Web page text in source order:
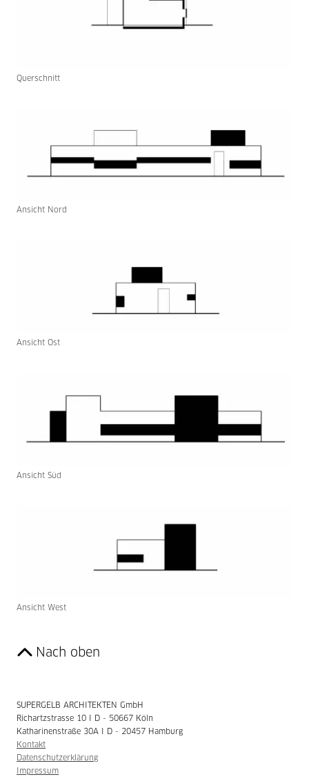
Querschnitt
Ansicht Nord
Ansicht Ost
Ansicht Süd
Ansicht West
Nach oben
SUPERGELB ARCHITEKTEN GmbH
Richartzstrasse 10 I D - 50667 Köln
Katharinenstraße 30A I D - 20457 Hamburg
Kontakt
Datenschutzerklärung
Impressum